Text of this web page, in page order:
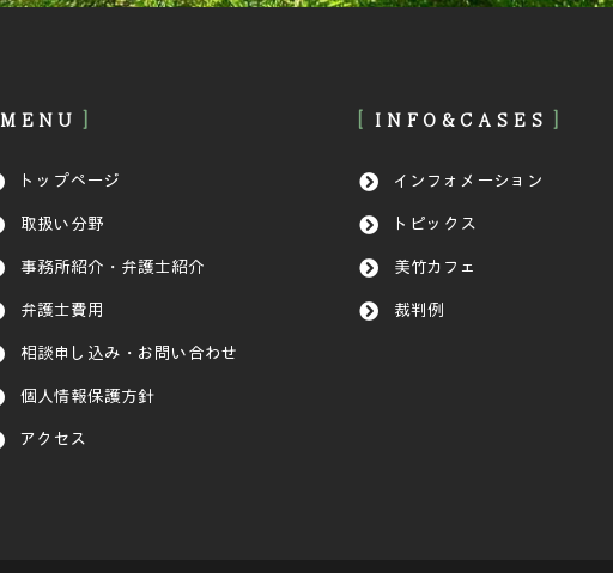
MENU
トップページ
取扱い分野
事務所紹介・弁護士紹介
弁護士費用
相談申し込み・お問い合わせ
個人情報保護方針
アクセス
INFO&CASES
インフォメーション
トピックス
美竹カフェ
裁判例